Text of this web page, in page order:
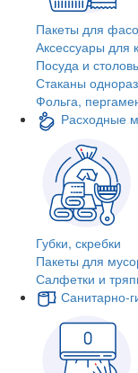
Пакеты для
Аксессуары для
Посуда и
Стаканы
Фольга,
Расходные
Губки, скребки
Пакеты для
Салфетки и
Санитарно-